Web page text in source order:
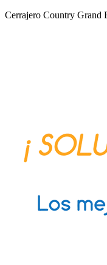
Cerrajero Country Grand